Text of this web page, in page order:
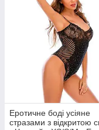
Еротичне боді усіяне
стразами з відкритою